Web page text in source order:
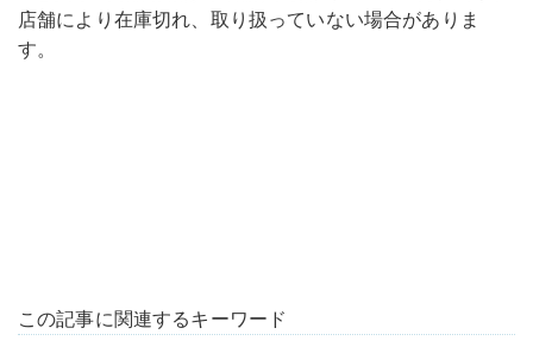
店舗により在庫切れ、取り扱っていない場合がありま
す。
この記事に関連するキーワード